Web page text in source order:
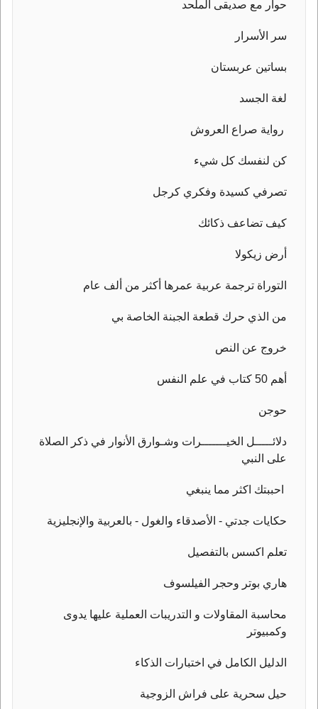
حوار مع صديقى الملحد
سر الأسرار
بساتين عربستان
لغة الجسد
رواية صراع العروش
كن لنفسك كل شيء
تصرفي كسيدة وفكري كرجل
كيف تضاعف ذكائك
أرض زيكولا
التوراة ترجمة عربية عمرها أكثر من ألف عام
من الذي حرك قطعة الجبنة الخاصة بي
خروج عن النص
أهم 50 كتاب في علم النفس
حوجن
دلائـــــل الخيـــــــرات وشـوارق الأنوار في ذكر الصلاة
على النبي
احببتك اكثر مما ينبغي
حكايات جدتي - الأصدقاء والغول - بالعربية والإنجليزية
تعلم اكسس بالتفصيل
هاري بوتر وحجر الفيلسوف
محاسبة المقاولات و التدريبات العملية عليها يدوى
وكمبيوتر
الدليل الكامل في اختبارات الذكاء
حيل سحرية على فراش الزوجية